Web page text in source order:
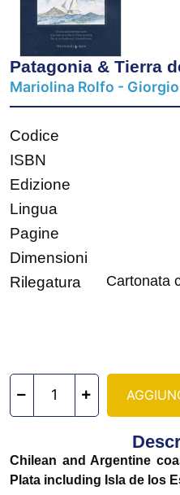
Patagonia & Tierra
Mariolina Rolfo -
Codice
ISBN
Edizione
Lingua
Pagine
Dimensioni
Rilegatura Cartonata
Chilean and Argentine
Plata including Isla de los